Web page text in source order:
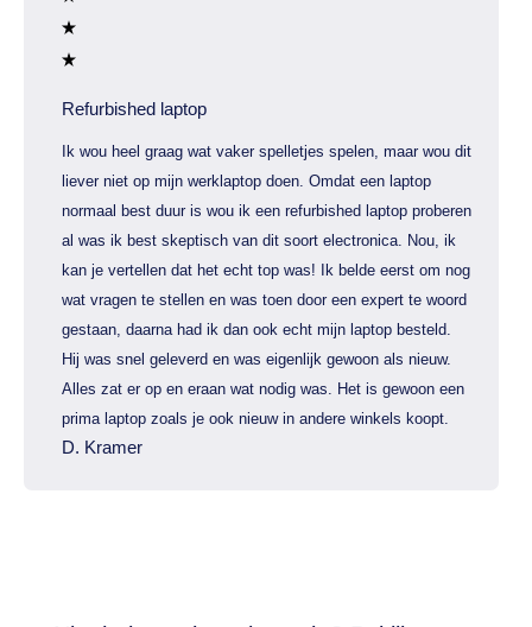
Refurbished laptop
Ik wou heel graag wat vaker spelletjes spelen, maar wou dit
liever niet op mijn werklaptop doen. Omdat een laptop
normaal best duur is wou ik een refurbished laptop proberen
al was ik best skeptisch van dit soort electronica. Nou, ik
kan je vertellen dat het echt top was! Ik belde eerst om nog
wat vragen te stellen en was toen door een expert te woord
gestaan, daarna had ik dan ook echt mijn laptop besteld.
Hij was snel geleverd en was eigenlijk gewoon als nieuw.
Alles zat er op en eraan wat nodig was. Het is gewoon een
prima laptop zoals je ook nieuw in andere winkels koopt.
D. Kramer